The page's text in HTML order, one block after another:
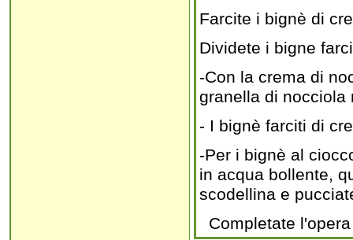
Farcite i bignè di
Dividete i bigne
-Con la crema di
granella di nocciola
- I bignè farciti di
-Per i bignè al
in acqua bollente,
scodellina e
Completate